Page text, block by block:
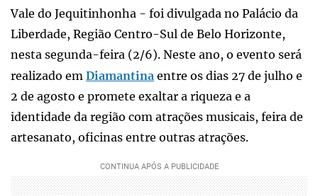
Vale do Jequitinhonha - foi divulgada no Palácio da
Liberdade, Região Centro-Sul de Belo Horizonte,
nesta segunda-feira (2/6). Neste ano, o evento será
realizado em Diamantina entre os dias 27 de julho e
2 de agosto e promete exaltar a riqueza e a
identidade da região com atrações musicais, feira de
artesanato, oficinas entre outras atrações.